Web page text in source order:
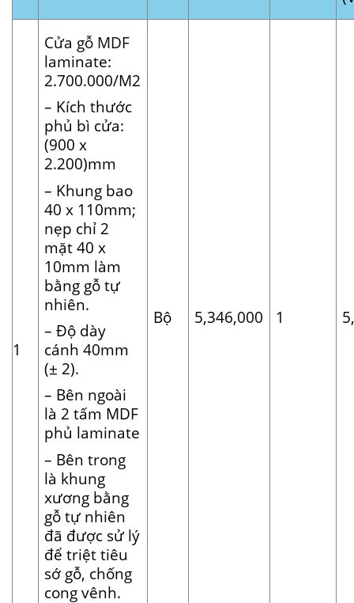
1
Cửa gỗ MDF
laminate:
2.700.000/M2
– Kích thước
phủ bì cửa:
(900 x
2.200)mm
– Khung bao
40 x 110mm;
nẹp chỉ 2
mặt 40 x
10mm làm
bằng gỗ tự
nhiên.
– Độ dày
cánh 40mm
(± 2).
– Bên ngoài
là 2 tấm MDF
phủ laminate
– Bên trong
là khung
xương bằng
gỗ tự nhiên
đã được sử lý
để triệt tiêu
sớ gỗ, chống
cong vênh.
Bộ 5,346,000 1